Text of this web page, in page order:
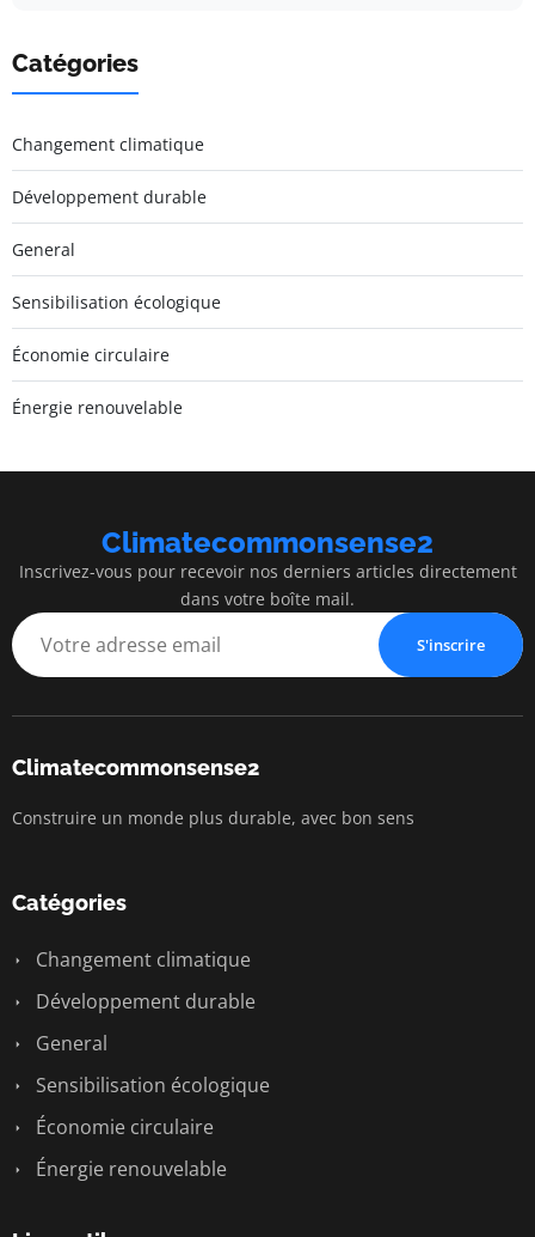
Catégories
Changement climatique
Développement durable
General
Sensibilisation écologique
Économie circulaire
Énergie renouvelable
Climatecommonsense2
Inscrivez-vous pour recevoir nos derniers articles directement
dans votre boîte mail.
S'inscrire
Climatecommonsense2
Construire un monde plus durable, avec bon sens
Catégories
Changement climatique
Développement durable
General
Sensibilisation écologique
Économie circulaire
Énergie renouvelable